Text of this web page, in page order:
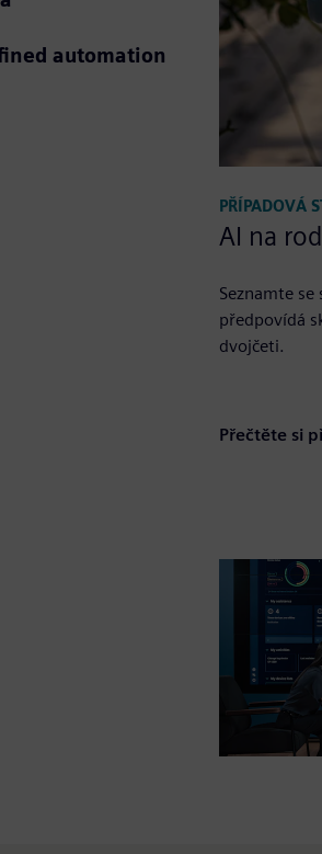
automation
PŘÍPADOVÁ
AI na
Seznamte
předpovídá
dvojčeti.
Přečtěte si